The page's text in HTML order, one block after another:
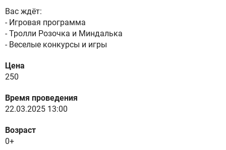
Вас ждёт:
- Игровая программа
- Тролли Розочка и Миндалька
- Веселые конкурсы и игры
Цена
250
Время проведения
22.03.2025 13:00
Возраст
0+